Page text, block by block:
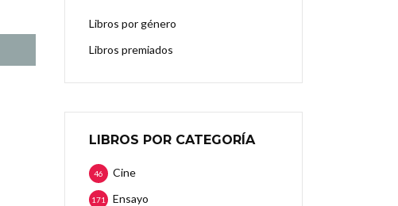
Libros por género
Libros premiados
LIBROS POR CATEGORÍA
Cine
46
Ensayo
171